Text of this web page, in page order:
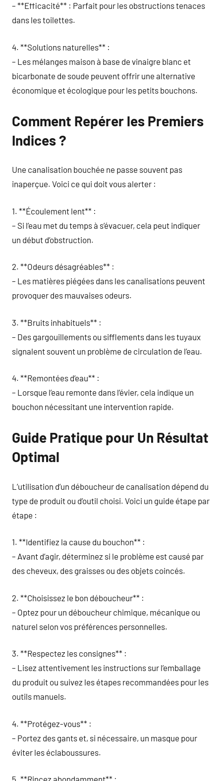
– **Efficacité** : Parfait pour les obstructions tenaces
dans les toilettes.
4. **Solutions naturelles** :
– Les mélanges maison à base de vinaigre blanc et
bicarbonate de soude peuvent offrir une alternative
économique et écologique pour les petits bouchons.
Comment Repérer les Premiers
Indices ?
Une canalisation bouchée ne passe souvent pas
inaperçue. Voici ce qui doit vous alerter :
1. **Écoulement lent** :
– Si l’eau met du temps à s’évacuer, cela peut indiquer
un début d’obstruction.
2. **Odeurs désagréables** :
– Les matières piégées dans les canalisations peuvent
provoquer des mauvaises odeurs.
3. **Bruits inhabituels** :
– Des gargouillements ou sifflements dans les tuyaux
signalent souvent un problème de circulation de l’eau.
4. **Remontées d’eau** :
– Lorsque l’eau remonte dans l’évier, cela indique un
bouchon nécessitant une intervention rapide.
Guide Pratique pour Un Résultat
Optimal
L’utilisation d’un déboucheur de canalisation dépend du
type de produit ou d’outil choisi. Voici un guide étape par
étape :
1. **Identifiez la cause du bouchon** :
– Avant d’agir, déterminez si le problème est causé par
des cheveux, des graisses ou des objets coincés.
2. **Choisissez le bon déboucheur** :
– Optez pour un déboucheur chimique, mécanique ou
naturel selon vos préférences personnelles.
3. **Respectez les consignes** :
– Lisez attentivement les instructions sur l’emballage
du produit ou suivez les étapes recommandées pour les
outils manuels.
4. **Protégez-vous** :
– Portez des gants et, si nécessaire, un masque pour
éviter les éclaboussures.
5. **Rincez abondamment** :